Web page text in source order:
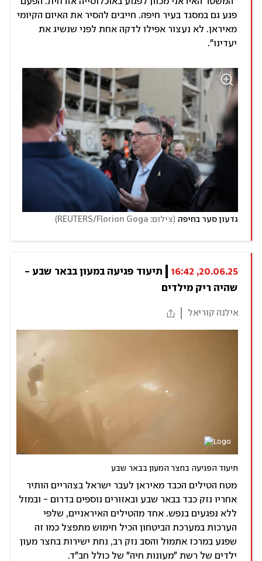
פגע גם במסגד בעיר חיפה. חייבים להסיר את האיום הקיומי
מאיראן. לא נעצור אפילו לדקה אחת לפני שנשיג את
יעדינו״.
גדעון סער בחיפה (צילום: REUTERS/Florion Goga )
20.06.25, 16:42
שהיה ריק מילדים
אילנה קוריאל
תיעוד הפגיעה בחצר המעון בבאר שבע
מטח הטילים הכבד מאיראן לעבר ישראל בצהריים הותיר
אחריו נזק כבד בבאר שבע ובאזורים נוספים בדרום - ובמזל
ללא נפגעים בנפש. אחד מהטילים האיראניים, שלפי
הערכות במערכת הביטחון הכיל חימוש מתפצל כמו זה
שפגע במרכז אתמול והסב נזק רב, נחת ישירות בחצר מעון
ילדים של רשת "מעונות חיה" של כולל חב"ד.